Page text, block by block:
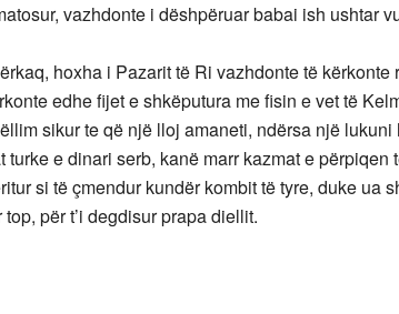
vazhdonte i dëshpëruar babai ish ushtar
hoxha i Pazarit të Ri vazhdonte të
edhe fijet e shkëputura me fisin e vet të
sikur te që një lloj amaneti, ndërsa një
turke e dinari serb, kanë marr kazmat e
si të çmendur kundër kombit të tyre, duke ua
top, për t’i degdisur prapa diellit.